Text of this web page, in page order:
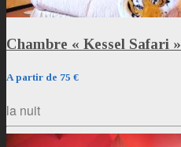
Chambre « Kessel Safari »
A partir de 75 €
la nuit